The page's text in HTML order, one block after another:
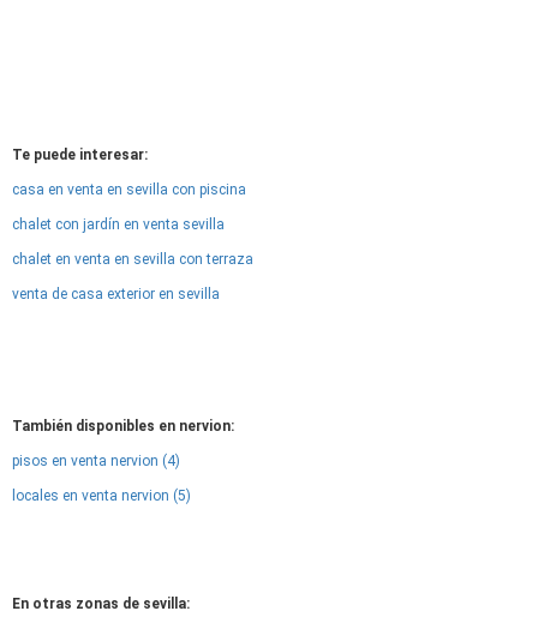
Te puede interesar:
casa en venta en sevilla con piscina
chalet con jardín en venta sevilla
chalet en venta en sevilla con terraza
venta de casa exterior en sevilla
También disponibles en nervion:
pisos en venta nervion (4)
locales en venta nervion (5)
En otras zonas de sevilla: